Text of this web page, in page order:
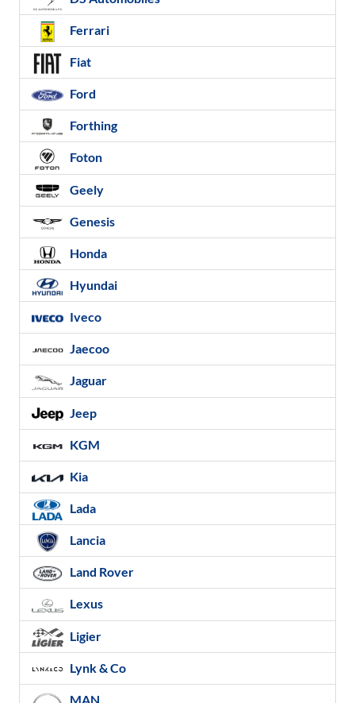
Ferrari
Fiat
Ford
Forthing
Foton
Geely
Genesis
Honda
Hyundai
Iveco
Jaecoo
Jaguar
Jeep
KGM
Kia
Lada
Lancia
Land Rover
Lexus
Ligier
Lynk & Co
MAN